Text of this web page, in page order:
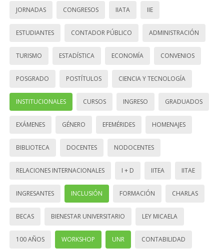
JORNADAS CONGRESOS IIATA IIE
ESTUDIANTES CONTADOR PÚBLICO ADMINISTRACIÓN
TURISMO ESTADÍSTICA ECONOMÍA CONVENIOS
POSGRADO POSTÍTULOS CIENCIA Y TECNOLOGÍA
INSTITUCIONALES CURSOS INGRESO GRADUADOS
EXÁMENES GÉNERO EFEMÉRIDES HOMENAJES
BIBLIOTECA DOCENTES NODOCENTES
RELACIONES INTERNACIONALES I + D IITEA IITAE
INGRESANTES INCLUSIÓN FORMACIÓN CHARLAS
BECAS BIENESTAR UNIVERSITARIO LEY MICAELA
100 AÑOS WORKSHOP UNR CONTABILIDAD